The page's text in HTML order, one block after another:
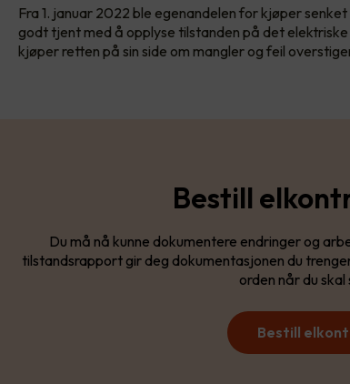
Fra 1. januar 2022 ble egenandelen for kjøper
godt tjent med å opplyse tilstanden på det
kjøper retten på sin side om mangler og feil
Bestill
Du må nå kunne dokumentere endringer og
tilstandsrapport gir deg dokumentasjonen du
orden når du skal
Bestill